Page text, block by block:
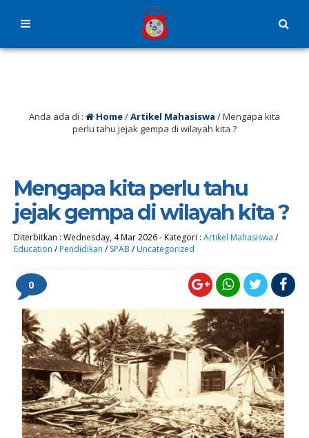
Anda ada di : Home/Artikel Mahasiswa /Mengapa kita
perlu tahu jejak gempa di wilayah kita ?
Mengapa kita perlu tahu
jejak gempa di wilayah kita ?
Diterbitkan : Wednesday, 4 Mar 2026-Kategori : Artikel Mahasiswa /
Education /Pendidikan /SPAB /Uncategorized
0